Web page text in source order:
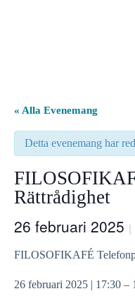
« Alla Evenemang
Detta evenemang har
Rättrådighet
26 februari 2025 |
FILOSOFIKAFÉ
26 februari 2025 | 17:30 –